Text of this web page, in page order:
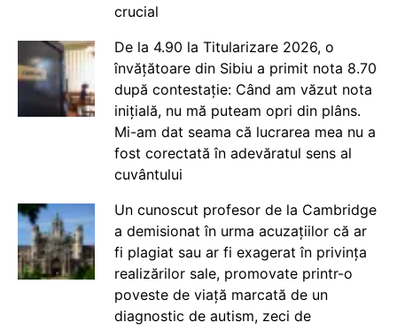
crucial
De la 4.90 la Titularizare 2026, o
învățătoare din Sibiu a primit nota 8.70
după contestație: Când am văzut nota
inițială, nu mă puteam opri din plâns.
Mi-am dat seama că lucrarea mea nu a
fost corectată în adevăratul sens al
cuvântului
Un cunoscut profesor de la Cambridge
a demisionat în urma acuzațiilor că ar
fi plagiat sau ar fi exagerat în privința
realizărilor sale, promovate printr-o
poveste de viață marcată de un
diagnostic de autism, zeci de